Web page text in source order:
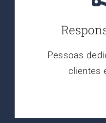
Pessoas
clientes